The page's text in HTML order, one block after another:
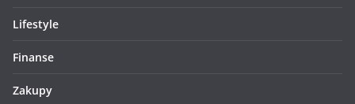
Lifestyle
Finanse
Zakupy